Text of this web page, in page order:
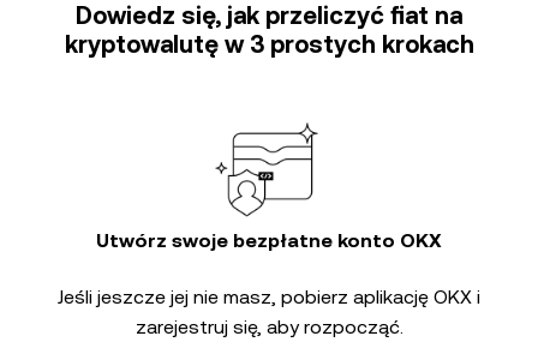
Dowiedz się, jak przeliczyć fiat na
kryptowalutę w 3 prostych krokach
Utwórz swoje bezpłatne konto OKX
Jeśli jeszcze jej nie masz, pobierz aplikację OKX i
zarejestruj się, aby rozpocząć.